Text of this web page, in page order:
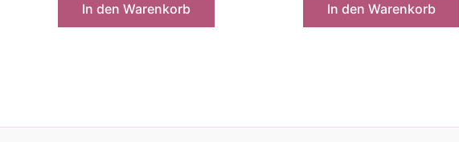
In den Warenkorb In den Warenkorb